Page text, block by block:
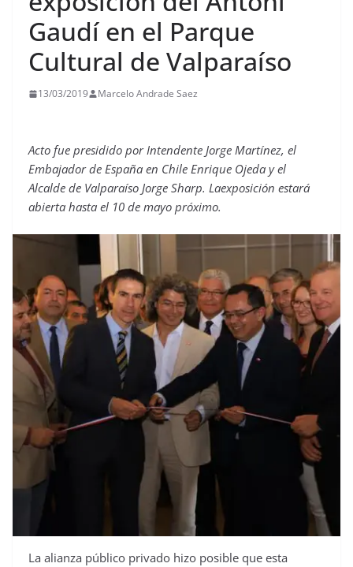
Gaudí en el Parque
Cultural de Valparaíso
13/03/2019 Marcelo Andrade Saez
Acto fue presidido por Intendente Jorge Martínez, el
Embajador de España en Chile Enrique Ojeda y el
Alcalde de Valparaíso Jorge Sharp. Laexposición estará
abierta hasta el 10 de mayo próximo.
La alianza público privado hizo posible que esta